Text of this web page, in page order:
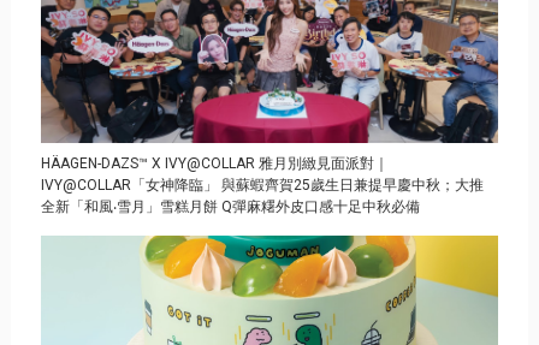
HÄAGEN-DAZS™ X IVY@COLLAR 雅月別緻見面派對｜
IVY@COLLAR「女神降臨」 與蘇蝦齊賀25歲生日兼提早慶中秋；大推
全新「和風‧雪月」雪糕月餅 Q彈麻糬外皮口感十足中秋必備